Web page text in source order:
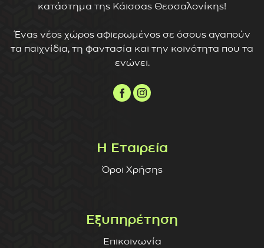
κατάστημα της Κάισσας Θεσσαλονίκης!
Ένας νέος χώρος αφιερωμένος σε όσους αγαπούν
τα παιχνίδια, τη φαντασία και την κοινότητα που τα
ενώνει.
Η Εταιρεία
Όροι Χρήσης
Εξυπηρέτηση
Επικοινωνία